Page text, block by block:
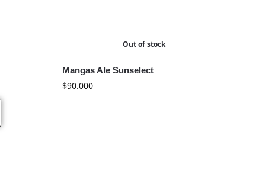
Out of stock
Mangas Ale Sunselect
$90.000